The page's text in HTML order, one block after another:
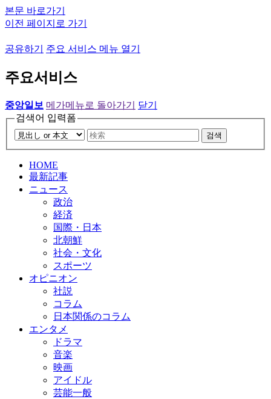
본문 바로가기
이전 페이지로 가기
공유하기 주요 서비스 메뉴 열기
주요서비스
중앙일보 메가메뉴로 돌아가기
닫기
검색어 입력폼
검색
HOME
最新記事
ニュース
政治
経済
国際・日本
北朝鮮
社会・文化
スポーツ
オピニオン
社説
コラム
日本関係のコラム
エンタメ
ドラマ
音楽
映画
アイドル
芸能一般